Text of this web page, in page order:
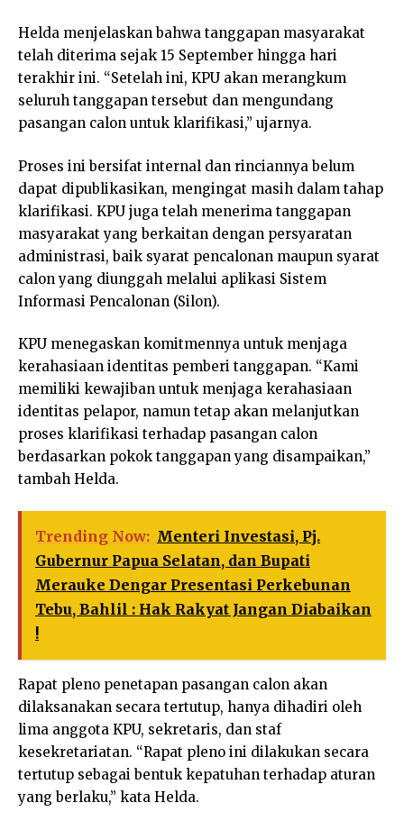
Helda menjelaskan bahwa tanggapan masyarakat
telah diterima sejak 15 September hingga hari
terakhir ini. “Setelah ini, KPU akan merangkum
seluruh tanggapan tersebut dan mengundang
pasangan calon untuk klarifikasi,” ujarnya.
Proses ini bersifat internal dan rinciannya belum
dapat dipublikasikan, mengingat masih dalam tahap
klarifikasi. KPU juga telah menerima tanggapan
masyarakat yang berkaitan dengan persyaratan
administrasi, baik syarat pencalonan maupun syarat
calon yang diunggah melalui aplikasi Sistem
Informasi Pencalonan (Silon).
KPU menegaskan komitmennya untuk menjaga
kerahasiaan identitas pemberi tanggapan. “Kami
memiliki kewajiban untuk menjaga kerahasiaan
identitas pelapor, namun tetap akan melanjutkan
proses klarifikasi terhadap pasangan calon
berdasarkan pokok tanggapan yang disampaikan,”
tambah Helda.
Trending Now: Menteri Investasi, Pj.
Gubernur Papua Selatan, dan Bupati
Merauke Dengar Presentasi Perkebunan
Tebu, Bahlil : Hak Rakyat Jangan Diabaikan
!
Rapat pleno penetapan pasangan calon akan
dilaksanakan secara tertutup, hanya dihadiri oleh
lima anggota KPU, sekretaris, dan staf
kesekretariatan. “Rapat pleno ini dilakukan secara
tertutup sebagai bentuk kepatuhan terhadap aturan
yang berlaku,” kata Helda.